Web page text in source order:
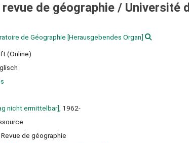
de géographie / Université
de Géographie [Herausgebendes Organ]
(Online)
nicht ermittelbar], 1962-
de géographie